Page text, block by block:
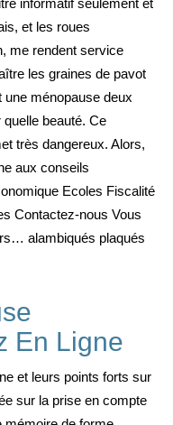
informatif seulement et
et les roues
me rendent service
les graines de pavot
ménopause deux
beauté. Ce
très dangereux. Alors,
aux conseils
Ecoles Fiscalité
Contactez-nous Vous
alambiqués plaqués
En Ligne
et leurs points forts sur
sur la prise en compte